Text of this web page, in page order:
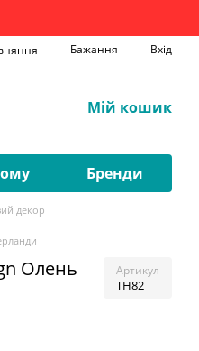
Бажання Вхід
Мій кошик
Бренди
декор
Олень
Артикул
TH82